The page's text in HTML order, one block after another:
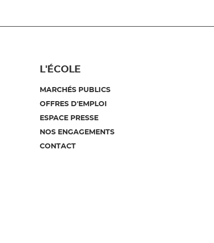
L'ÉCOLE
MARCHÉS PUBLICS
OFFRES D'EMPLOI
ESPACE PRESSE
NOS ENGAGEMENTS
CONTACT